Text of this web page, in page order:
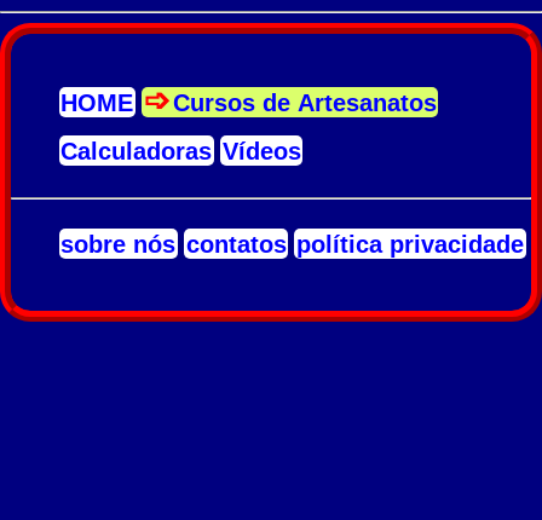
HOME
Cursos de Artesanatos
Calculadoras Vídeos
sobre nós contatos política privacidade